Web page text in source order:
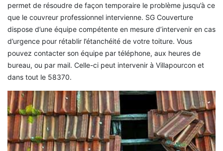
permet de résoudre de façon temporaire le problème jusqu’à ce
que le couvreur professionnel intervienne. SG Couverture
dispose d’une équipe compétente en mesure d’intervenir en cas
d’urgence pour rétablir l’étanchéité de votre toiture. Vous
pouvez contacter son équipe par téléphone, aux heures de
bureau, ou par mail. Celle-ci peut intervenir à Villapourcon et
dans tout le 58370.